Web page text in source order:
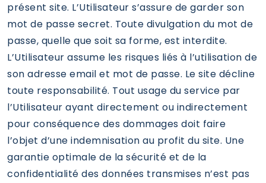
présent site. L’Utilisateur s’assure de garder son
mot de passe secret. Toute divulgation du mot de
passe, quelle que soit sa forme, est interdite.
L’Utilisateur assume les risques liés à l’utilisation de
son adresse email et mot de passe. Le site décline
toute responsabilité. Tout usage du service par
l’Utilisateur ayant directement ou indirectement
pour conséquence des dommages doit faire
l’objet d’une indemnisation au profit du site. Une
garantie optimale de la sécurité et de la
confidentialité des données transmises n’est pas